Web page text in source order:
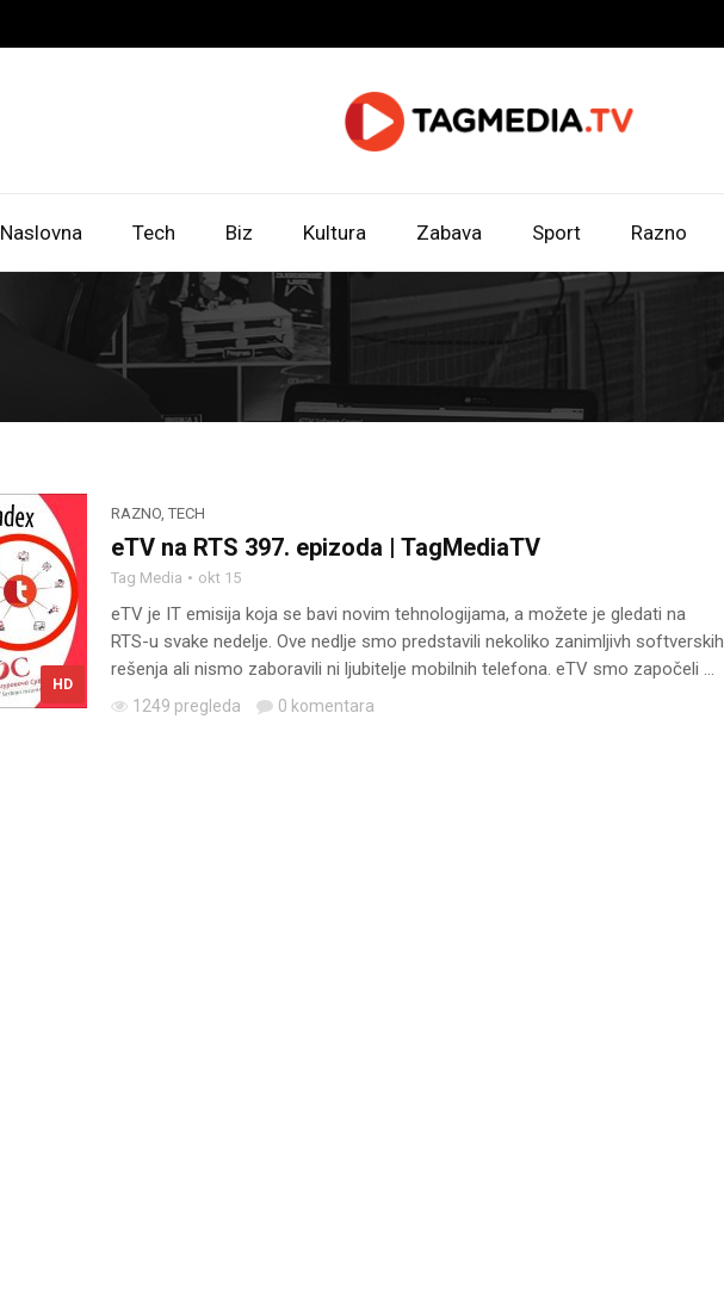
Naslovna Tech Biz Kultura Zabava Sport Razno
HD
RAZNO, TECH
eTV na RTS 397. epizoda | TagMediaTV
Tag Media okt 15
eTV je IT emisija koja se bavi novim tehnologijama, a možete je gledati na
RTS-u svake nedelje. Ove nedlje smo predstavili nekoliko zanimljivh softverskih
rešenja ali nismo zaboravili ni ljubitelje mobilnih telefona. eTV smo započeli ...
1249 pregleda 0 komentara